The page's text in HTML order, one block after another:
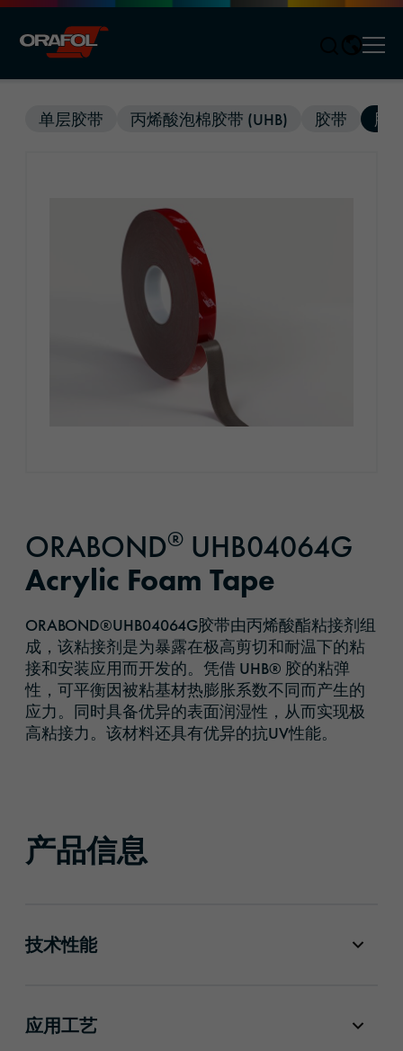
单层胶带 丙烯酸泡棉胶带 (UHB) 胶带 胶
ORABOND® UHB04064G
Acrylic Foam Tape
ORABOND®UHB04064G胶带由丙烯酸酯粘接剂组
成，该粘接剂是为暴露在极高剪切和耐温下的粘
接和安装应用而开发的。凭借 UHB® 胶的粘弹
性，可平衡因被粘基材热膨胀系数不同而产生的
应力。同时具备优异的表面润湿性，从而实现极
高粘接力。该材料还具有优异的抗UV性能。
产品信息
技术性能
应用工艺